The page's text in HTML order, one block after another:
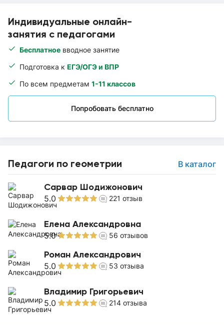
Индивидуальные онлайн-
занятия с педагогами
Бесплатное вводное занятие
Подготовка к ЕГЭ/ОГЭ и ВПР
По всем предметам 1-11 классов
Попробовать бесплатно
Педагоги по геометрии В каталог
Сарвар Шодижонович
5.0 221 отзыв
Елена Александровна
5.0 56 отзывов
Роман Александрович
5.0 53 отзыва
Владимир Григорьевич
5.0 214 отзыва